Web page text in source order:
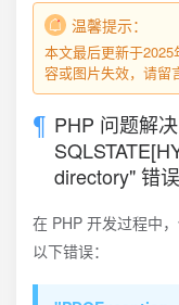
温馨提示：
本文最后更新于
容或图片失效，请留
PHP 问题解
directory" 错误
在 PHP 开发过程中
以下错误：